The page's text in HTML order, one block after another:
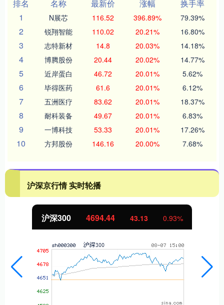
排名
名称 最新价 涨幅
换手率
1
N展芯 116.52 396.89% 79.39%
2 锐翔智能 110.02 20.21% 16.80%
3 志特新材 14.8 20.03% 14.18%
4 博腾股份 20.44 20.02% 14.77%
5 近岸蛋白 46.72 20.01% 5.62%
6 毕得医药 61.6 20.01% 6.12%
7 五洲医疗 83.62 20.01% 18.37%
8 耐科装备 49.67 20.01% 6.83%
9 一博科技 53.33 20.01% 17.26%
10 方邦股份 146.16 20.00% 7.68%
沪深京行情 实时轮播
沪深300 4694.44 43.13 0.93%